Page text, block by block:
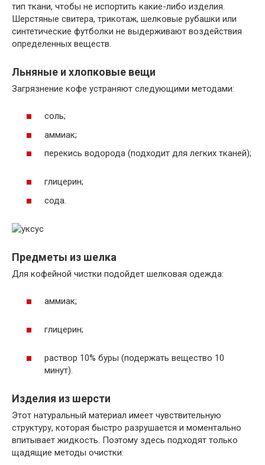
тип ткани, чтобы не испортить какие-либо изделия.
Шерстяные свитера, трикотаж, шелковые рубашки или
синтетические футболки не выдерживают воздействия
определенных веществ.
Льняные и хлопковые вещи
Загрязнение кофе устраняют следующими методами:
соль;
аммиак;
перекись водорода (подходит для легких тканей);
глицерин;
сода.
Предметы из шелка
Для кофейной чистки подойдет шелковая одежда:
аммиак;
глицерин;
раствор 10% буры (подержать вещество 10
минут).
Изделия из шерсти
Этот натуральный материал имеет чувствительную
структуру, которая быстро разрушается и моментально
впитывает жидкость. Поэтому здесь подходят только
щадящие методы очистки: